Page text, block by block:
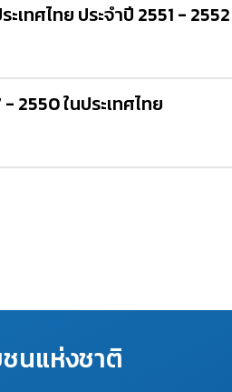
ทศไทย ประจำปี 2551 - 2552
ในประเทศไทย
นแห่งชาติ